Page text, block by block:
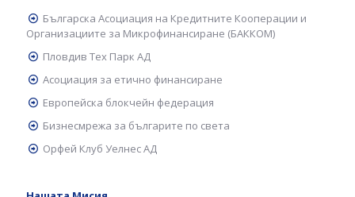
Българска Асоциация на Кредитните Кооперации и
Организациите за Микрофинансиране (БАККОМ)
Пловдив Тех Парк АД
Асоциация за етично финансиране
Европейска блокчейн федерация
Бизнесмрежа за българите по света
Орфей Клуб Уелнес АД